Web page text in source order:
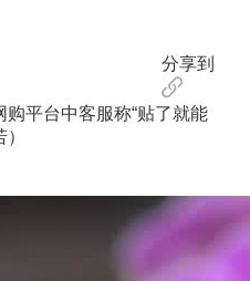
分享到
平台中客服称“贴了就能